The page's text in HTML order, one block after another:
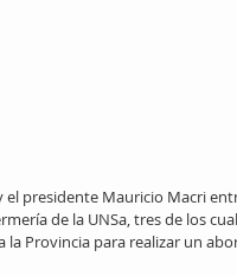
el presidente Mauricio Macri
de la UNSa, tres de los
Provincia para realizar un